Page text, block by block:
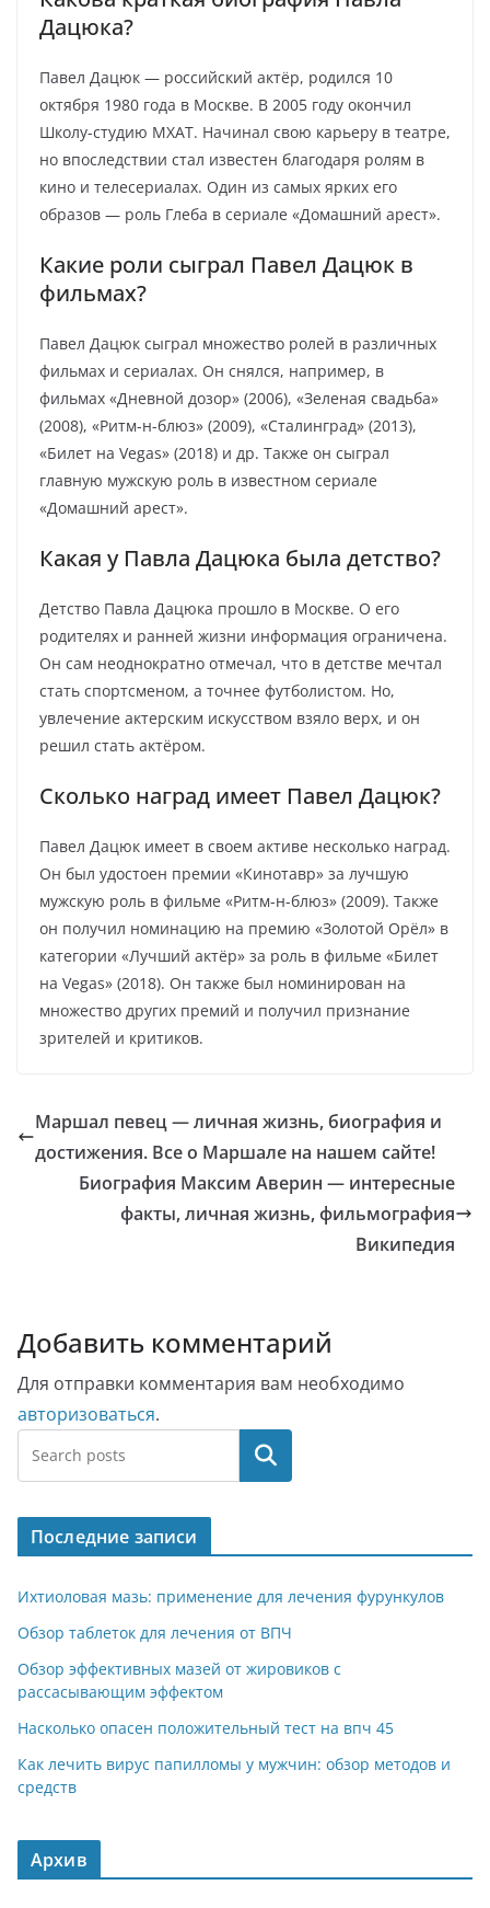
Дацюка?
Павел Дацюк — российский актёр, родился 10
октября 1980 года в Москве. В 2005 году окончил
Школу-студию МХАТ. Начинал свою карьеру в театре,
но впоследствии стал известен благодаря ролям в
кино и телесериалах. Один из самых ярких его
образов — роль Глеба в сериале «Домашний арест».
Какие роли сыграл Павел Дацюк в
фильмах?
Павел Дацюк сыграл множество ролей в различных
фильмах и сериалах. Он снялся, например, в
фильмах «Дневной дозор» (2006), «Зеленая свадьба»
(2008), «Ритм-н-блюз» (2009), «Сталинград» (2013),
«Билет на Vegas» (2018) и др. Также он сыграл
главную мужскую роль в известном сериале
«Домашний арест».
Какая у Павла Дацюка была детство?
Детство Павла Дацюка прошло в Москве. О его
родителях и ранней жизни информация ограничена.
Он сам неоднократно отмечал, что в детстве мечтал
стать спортсменом, а точнее футболистом. Но,
увлечение актерским искусством взяло верх, и он
решил стать актёром.
Сколько наград имеет Павел Дацюк?
Павел Дацюк имеет в своем активе несколько наград.
Он был удостоен премии «Кинотавр» за лучшую
мужскую роль в фильме «Ритм-н-блюз» (2009). Также
он получил номинацию на премию «Золотой Орёл» в
категории «Лучший актёр» за роль в фильме «Билет
на Vegas» (2018). Он также был номинирован на
множество других премий и получил признание
зрителей и критиков.
Маршал певец — личная жизнь, биография и
достижения. Все о Маршале на нашем сайте!
Биография Максим Аверин — интересные
факты, личная жизнь, фильмография
Википедия
Добавить комментарий
Для отправки комментария вам необходимо
авторизоваться.
Поиск
Последние записи
Ихтиоловая мазь: применение для лечения фурункулов
Обзор таблеток для лечения от ВПЧ
Обзор эффективных мазей от жировиков с
рассасывающим эффектом
Насколько опасен положительный тест на впч 45
Как лечить вирус папилломы у мужчин: обзор методов и
средств
Архив